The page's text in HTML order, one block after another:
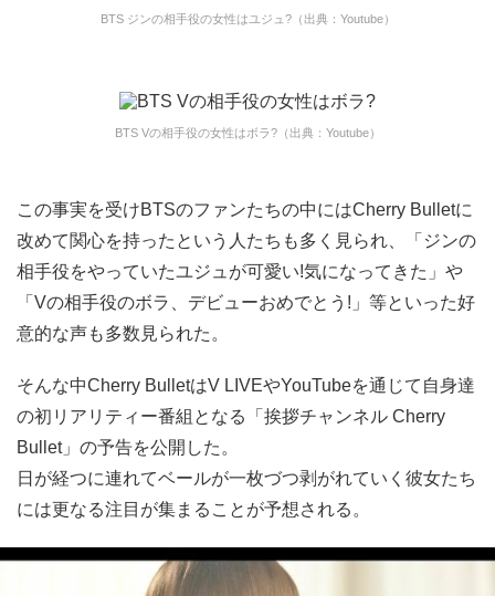
BTS ジンの相手役の女性はユジュ?（出典：Youtube）
BTS Vの相手役の女性はボラ?（出典：Youtube）
この事実を受けBTSのファンたちの中にはCherry Bulletに
改めて関心を持ったという人たちも多く見られ、「ジンの
相手役をやっていたユジュが可愛い!気になってきた」や
「Vの相手役のボラ、デビューおめでとう!」等といった好
意的な声も多数見られた。
そんな中Cherry BulletはV LIVEやYouTubeを通じて自身達
の初リアリティー番組となる「挨拶チャンネル Cherry
Bullet」の予告を公開した。
日が経つに連れてベールが一枚づつ剥がれていく彼女たち
には更なる注目が集まることが予想される。